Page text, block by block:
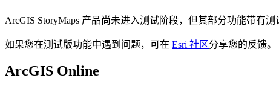
ArcGIS StoryMaps 产品尚未进入测试阶段，但其部分功能带有
如果您在测试版功能中遇到问题，可在 Esri 社区分享您的反馈。
ArcGIS Online